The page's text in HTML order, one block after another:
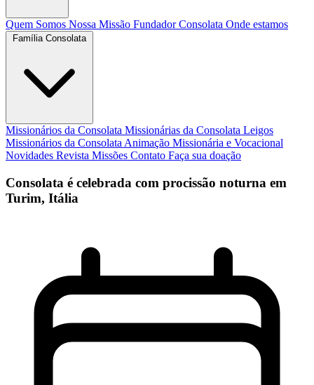
Quem Somos Nossa Missão FundadorConsolata Onde estamos
Família Consolata
Missionários da Consolata Missionárias da Consolata Leigos
Missionários da Consolata Animação Missionária e Vocacional
Novidades Revista Missões Contato Faça sua doação
Consolata é celebrada com procissão noturna em
Turim, Itália